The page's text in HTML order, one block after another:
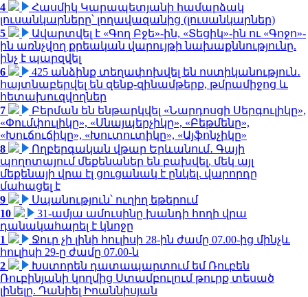
4
Հասմիկ Կարապետյանի համարձակ
լուսանկարները՝ լողավազանից (լուսանկարներ)
5
Ավարտվել է «Գող Բջե»-ին, «Տեցիկ»-ին ու «Գոջո»-
ին առնչվող քրեական վարույթի նախաքննությունը.
ինչ է պարզվել
6
425 անձինք տեղափոխվել են ոստիկանություն․
հայտնաբերվել են զենք-զինամթերք, թմրամիջոց և
հետախուզվողներ
7
Բերման են ենթարկվել «Նարդոսցի Սերգուլիկը»,
«Փումփուլիկը», «Սնայպերչիկը», «Բեթմենը»,
«Խուճուճիկը», «Խուտուտիկը», «Այֆոնչիկը»
8
Ողբերգական վթար Երևանում․ Գայի
պողոտայում մեքենաներ են բախվել, մեկ այլ
մեքենայի վրա էլ ցուցանակ է ընկել. վարորդը
մահացել է
9
Սպանություն՝ ուղիղ եթերում
10
31-ամյա ամուսինը խանդի հողի վրա
դանակահարել է կնոջը
1
Ջուր չի լինի հուլիսի 28-ին ժամը 07.00-ից մինչև
հուլիսի 29-ը ժամը 07.00-ն
2
Խստորեն դատապարտում եմ Ռուբեն
Ռուբինյանի կողմից Ստամբուլում թուրք տեսած
լինելը. Դանիել Իոաննիսյան